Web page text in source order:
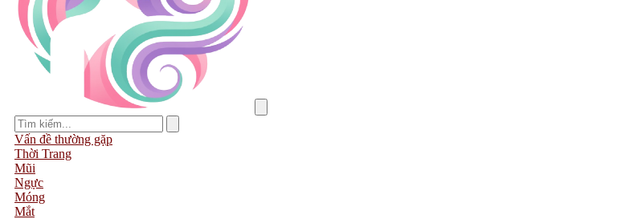
Vấn đề thường gặp
Thời Trang
Mũi
Ngực
Móng
Mắt